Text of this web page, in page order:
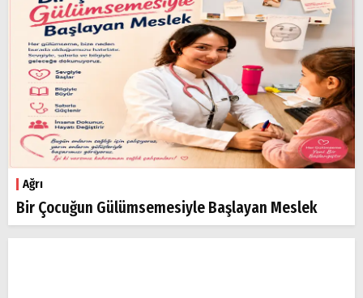
Ağrı
Bir Çocuğun Gülümsemesiyle Başlayan Meslek